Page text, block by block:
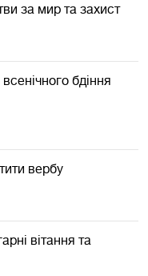
за мир та захист
бдіння
вербу
вітання та